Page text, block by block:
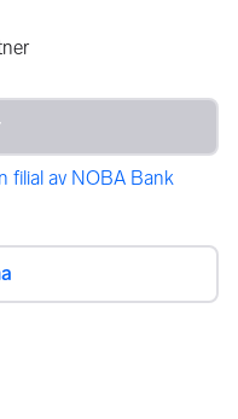
filial av NOBA Bank